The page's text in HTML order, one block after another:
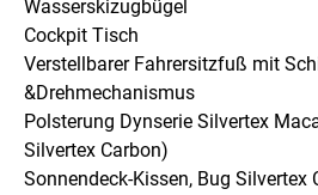
Wasserskizugbügel
Cockpit Tisch
Verstellbarer Fahrersitzfuß mit
&Drehmechanismus
Polsterung Dynserie Silvertex
Silvertex Carbon)
Sonnendeck-Kissen, Bug Silvertex